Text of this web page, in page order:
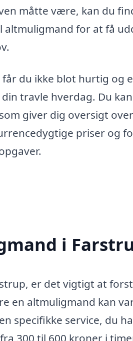
måtte være, kan du
for at få
du ikke blot hurtig og
travle hverdag. Du
giver dig oversigt
priser og
i
er det vigtigt at
en altmuligmand kan
specifikke service, du
300 til 600 kroner i